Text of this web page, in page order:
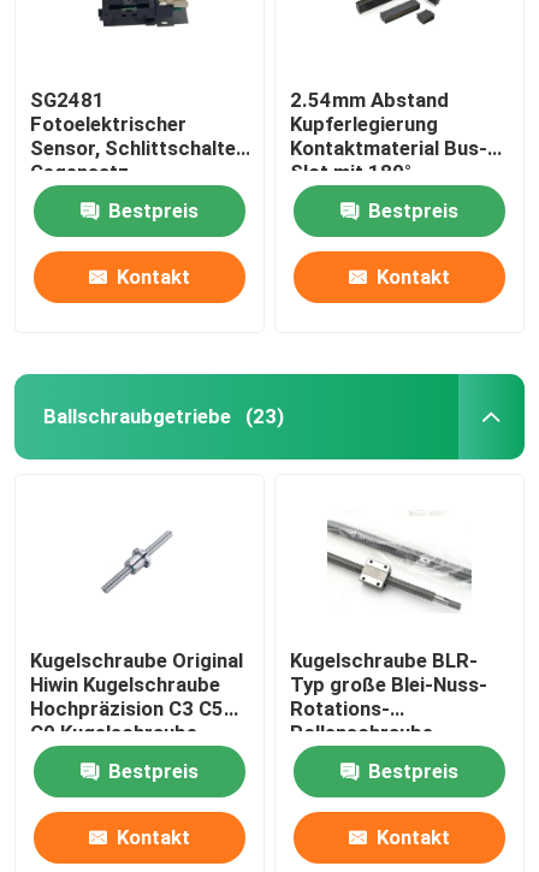
SG2481
Fotoelektrischer
Sensor, Schlittschalter,
Gegensatz-
Fotoelektrischer
Induktor, Infrarot-
Induktionsschalter
Bestpreis
Kontakt
2.54mm Abstand
Kupferlegierung
Kontaktmaterial Bus-
Slot mit 180°
gebogenen Fuß Gold
Finger Socket
Bestpreis
Kontakt
Ballschraubgetriebe (23)
Kugelschraube Original
Hiwin Kugelschraube
Hochpräzision C3 C5
C0 Kugelschraube
Bestpreis
Kontakt
Kugelschraube BLR-
Typ große Blei-Nuss-
Rotations-
Rollenschraube,
Präzisions-
Kugelschraube und
Rollschraube.
Bestpreis
Kontakt